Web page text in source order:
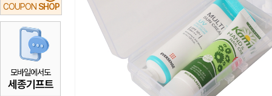
COUPON SHOP
모바일에서도
세종기프트